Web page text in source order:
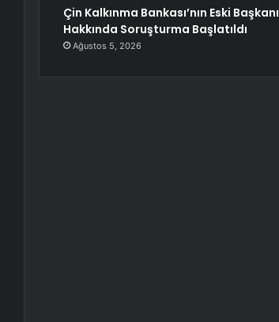
Çin Kalkınma Bankası’nın Eski Başkanı
Hakkında Soruşturma Başlatıldı
Ağustos 5, 2026